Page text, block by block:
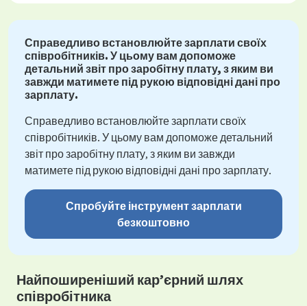
Справедливо встановлюйте зарплати своїх
співробітників. У цьому вам допоможе
детальний звіт про заробітну плату, з яким ви
завжди матимете під рукою відповідні дані про
зарплату.
Справедливо встановлюйте зарплати своїх
співробітників. У цьому вам допоможе детальний
звіт про заробітну плату, з яким ви завжди
матимете під рукою відповідні дані про зарплату.
Спробуйте інструмент зарплати
безкоштовно
Найпоширеніший кар’єрний шлях
співробітника